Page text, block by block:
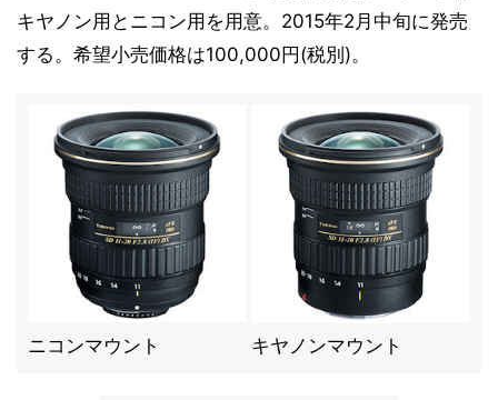
キヤノン用とニコン用を用意。2015年2月中旬に発売
する。希望小売価格は100,000円(税別)。
ニコンマウント キヤノンマウント